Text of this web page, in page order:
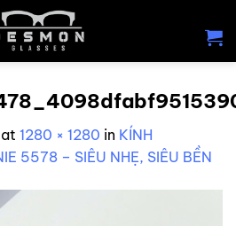
at 1280 × 1280 in KÍNH
5578 – SIÊU NHẸ, SIÊU BỀN